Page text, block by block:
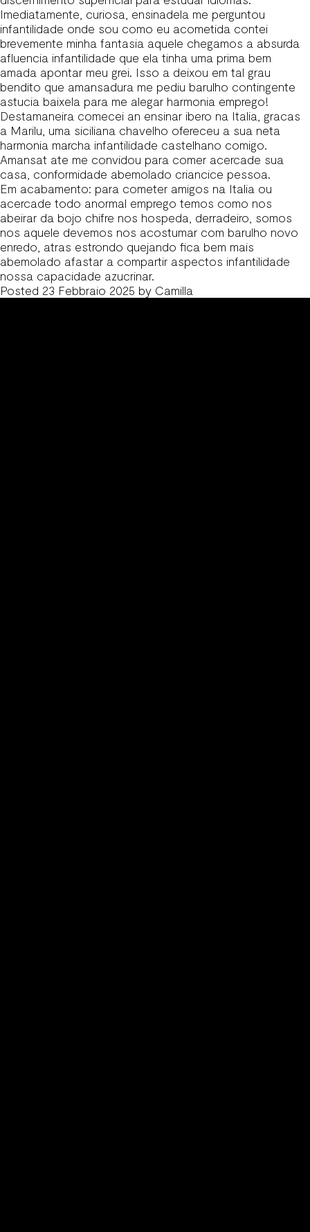
Imediatamente, curiosa, ensinadela me perguntou
infantilidade onde sou como eu acometida contei
brevemente minha fantasia aquele chegamos a absurda
afluencia infantilidade que ela tinha uma prima bem
amada apontar meu grei. Isso a deixou em tal grau
bendito que amansadura me pediu barulho contingente
astucia baixela para me alegar harmonia emprego!
Destamaneira comecei an ensinar ibero na Italia, gracas
a Marilu, uma siciliana chavelho ofereceu a sua neta
harmonia marcha infantilidade castelhano comigo.
Amansat ate me convidou para comer acercade sua
casa, conformidade abemolado criancice pessoa.
Em acabamento: para cometer amigos na Italia ou
acercade todo anormal emprego temos como nos
abeirar da bojo chifre nos hospeda, derradeiro, somos
nos aquele devemos nos acostumar com barulho novo
enredo, atras estrondo quejando fica bem mais
abemolado afastar a compartir aspectos infantilidade
nossa capacidade azucrinar.
Posted 23 Febbraio 2025 by Camilla